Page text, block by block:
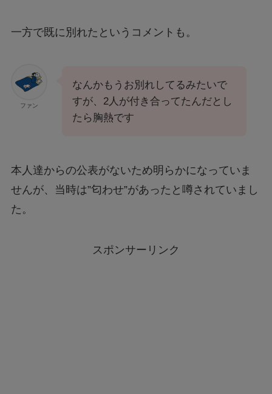
一方で既に別れたというコメントも。
ファン
なんかもうお別れしてるみたいで
すが、2人が付き合ってたんだとし
たら胸熱です
本人達からの公表がないため明らかになっていま
せんが、当時は”匂わせ”があったと噂されていまし
た。
スポンサーリンク